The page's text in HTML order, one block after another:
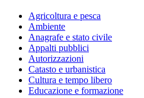
Agricoltura e pesca
Ambiente
Anagrafe e stato civile
Appalti pubblici
Autorizzazioni
Catasto e urbanistica
Cultura e tempo libero
Educazione e formazione